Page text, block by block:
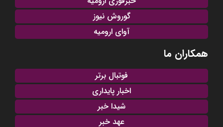
گوروش نیوز
آوای ارومیه
همکاران ما
فوتبال برتر
اخبار پایداری
شیدا خبر
عهد خبر